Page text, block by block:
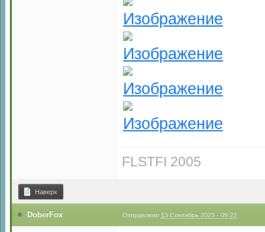
FLSTFI 2005
Наверх
DoberFox Отправлено 13 Сентябрь 2023 - 09:22